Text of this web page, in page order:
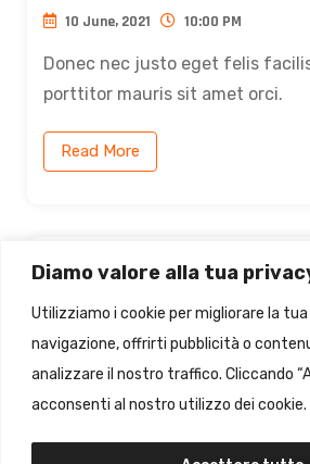
Diamo valore alla tua
Utilizziamo i cookie per migliorare la
navigazione, offrirti pubblicità o
analizzare il nostro traffico. Cliccando
acconsenti al nostro utilizzo dei cookie.
10 June, 2021 10:00 PM
Donec nec justo eget felis
porttitor mauris sit amet orci.
Read More
SEO Master Training A To Z
16 June, 2021 10:00 PM
Donec nec justo eget felis
porttitor mauris sit amet orci.